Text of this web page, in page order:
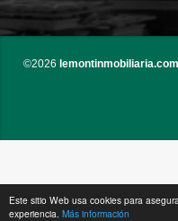
Este sitio Web usa cookies para
experiencia. Más información
©2026 lemontinmobiliaria.com